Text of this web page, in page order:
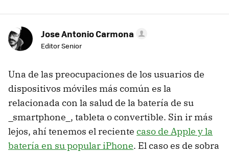
Jose Antonio Carmona
Editor Senior
Una de las preocupaciones de los usuarios de
dispositivos móviles más común es la
relacionada con la salud de la batería de su
_smartphone_, tableta o convertible. Sin ir más
lejos, ahí tenemos el reciente caso de Apple y la
batería en su popular iPhone. El caso es de sobra